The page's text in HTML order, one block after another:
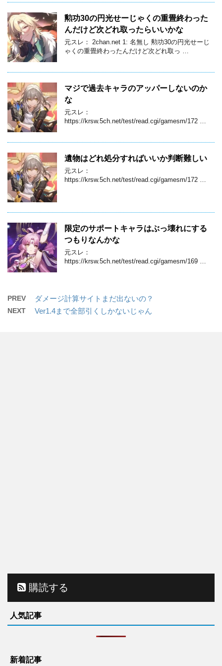
勲功30の円光せーじゃくの重畳終わった
んだけど次どれ取ったらいいかな
元スレ： 2chan.net 1: 名無し 勲功30の円光せーじ
ゃくの重畳終わったんだけど次どれ取っ …
マジで過去キャラのアッパーしないのか
な
元スレ：
https://krsw.5ch.net/test/read.cgi/gamesm/172 …
遺物はどれ処分すればいいか判断難しい
元スレ：
https://krsw.5ch.net/test/read.cgi/gamesm/172 …
限定のサポートキャラはぶっ壊れにする
つもりなんかな
元スレ：
https://krsw.5ch.net/test/read.cgi/gamesm/169 …
PREV ダメージ計算サイトまだ出ないの？
NEXT Ver1.4まで全部引くしかないじゃん
購読する
人気記事
新着記事